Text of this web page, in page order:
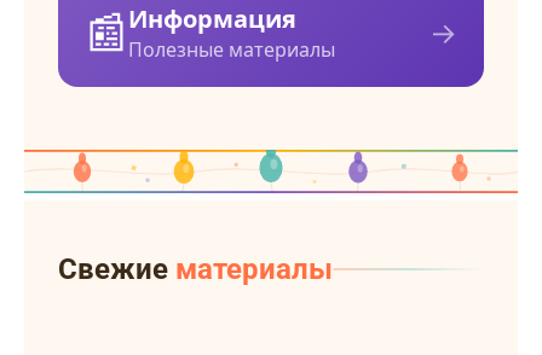
📰Информация
Полезные материалы →
Свежие материалы